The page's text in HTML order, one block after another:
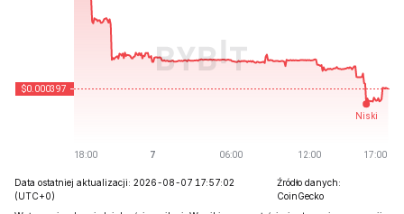
Data ostatniej aktualizacji: 2026-08-07 17:57:02
(UTC+0)
Źródło danych:
CoinGecko